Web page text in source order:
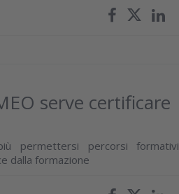
serve certificare
permettersi percorsi formativi
dalla formazione